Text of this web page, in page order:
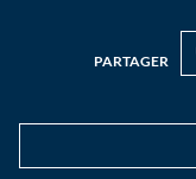
PARTAGER